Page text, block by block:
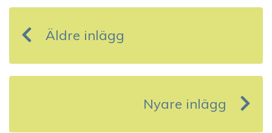
n
ä
Äldre inlägg
Nyare inlägg